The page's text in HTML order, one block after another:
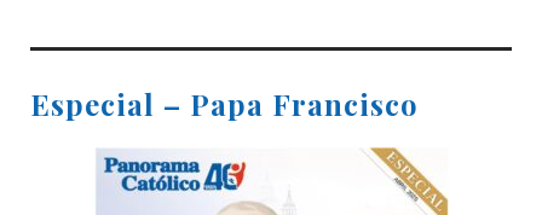
Especial – Papa Francisco